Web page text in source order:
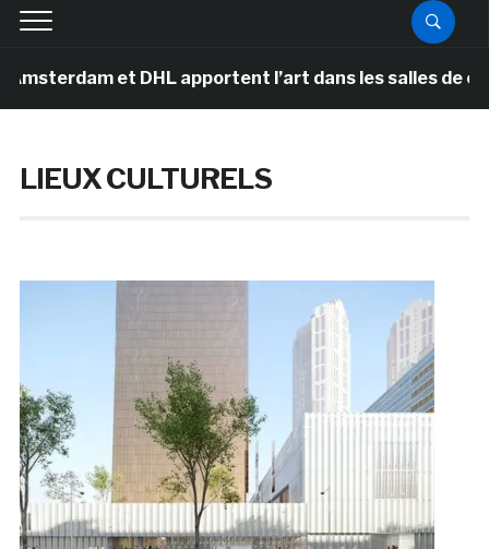
et DHL apportent l’art dans les salles de classe des
LIEUX CULTURELS